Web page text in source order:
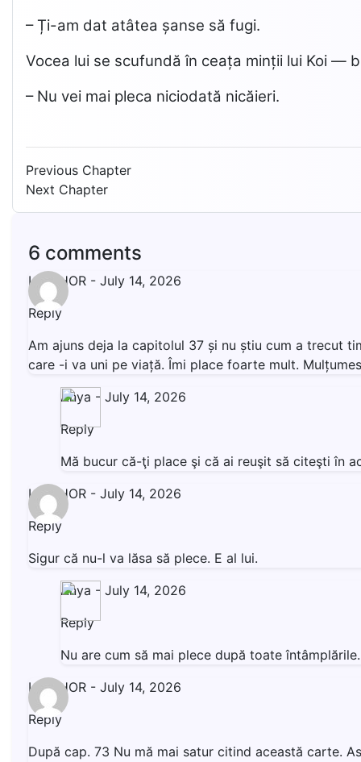
– Ți-am dat atâtea șanse să fugi.
Vocea lui se scufundă în ceața minții lui Koi —
– Nu vei mai pleca niciodată nicăieri.
Previous Chapter
Next Chapter
6 comments
LIVISHOR - July 14, 2026
Reply
Am ajuns deja la capitolul 37 și nu știu cum a trecut
care -i va uni pe viață. Îmi place foarte mult.
Anya - July 14, 2026
Reply
Mă bucur că-ţi place şi că ai reuşit să citeşti în
LIVISHOR - July 14, 2026
Reply
Sigur că nu-l va lăsa să plece. E al lui.
Anya - July 14, 2026
Reply
Nu are cum să mai plece după toate
LIVISHOR - July 14, 2026
Reply
După cap. 73 Nu mă mai satur citind această carte.